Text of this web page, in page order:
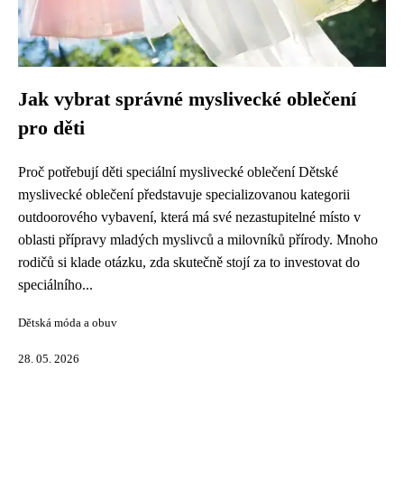
Jak vybrat správné myslivecké oblečení
pro děti
Proč potřebují děti speciální myslivecké oblečení Dětské
myslivecké oblečení představuje specializovanou kategorii
outdoorového vybavení, která má své nezastupitelné místo v
oblasti přípravy mladých myslivců a milovníků přírody. Mnoho
rodičů si klade otázku, zda skutečně stojí za to investovat do
speciálního...
Dětská móda a obuv
28. 05. 2026